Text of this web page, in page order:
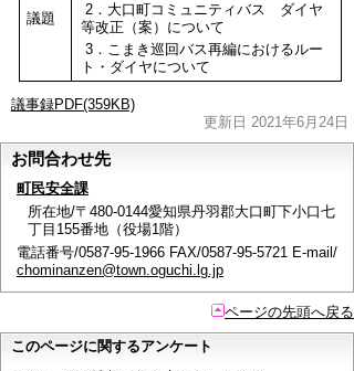
議題
2．大口町コミュニティバス ダイヤ
等改正（案）について
3．こまき巡回バス再編におけるルー
ト・ダイヤについて
議事録PDF(359KB)
更新日 2021年6月24日
お問合わせ先
町民安全課
所在地/〒480-0144愛知県丹羽郡大口町下小口七
丁目155番地（役場1階）
電話番号/0587-95-1966 FAX/0587-95-5721 E-mail/
chominanzen@town.oguchi.lg.jp
ページの先頭へ戻る
このページに関するアンケート